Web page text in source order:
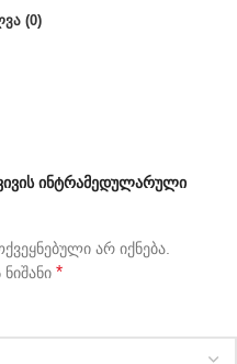
(0)
ინტრამედულარული
არ იქნება.
*